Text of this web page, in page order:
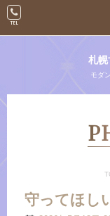
札幌
モダ
守ってほし